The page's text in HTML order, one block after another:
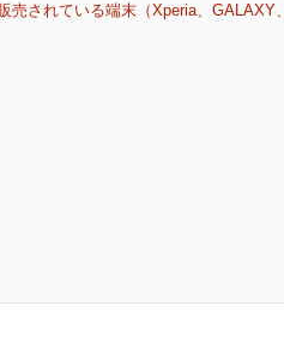
されている端末（Xperia、GALAXY、